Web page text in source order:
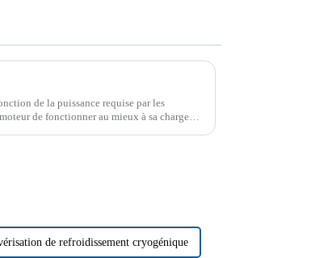
de la puissance requise par les
de fonctionner au mieux à sa charge
de refroidissement cryogénique